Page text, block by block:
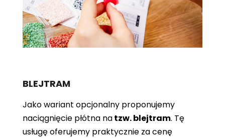
BLEJTRAM
Jako wariant opcjonalny proponujemy
naciągnięcie płótna natzw. blejtram. Tę
usługę oferujemy praktycznie za cenę